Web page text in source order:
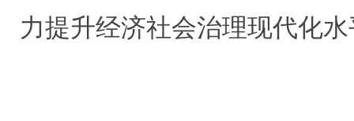
力提升经济社会治理现代化